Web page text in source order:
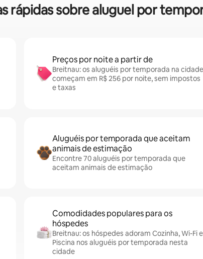
rápidas sobre aluguel por
Preços por noite a partir de
Breitnau: os aluguéis por temporada na cidade
começam em R$ 256 por noite, sem impostos
e taxas
Aluguéis por temporada que aceitam
animais de estimação
Encontre 70 aluguéis por temporada que
aceitam animais de estimação
Comodidades populares para os
hóspedes
Breitnau: os hóspedes adoram Cozinha, Wi-Fi e
Piscina nos aluguéis por temporada nesta
cidade